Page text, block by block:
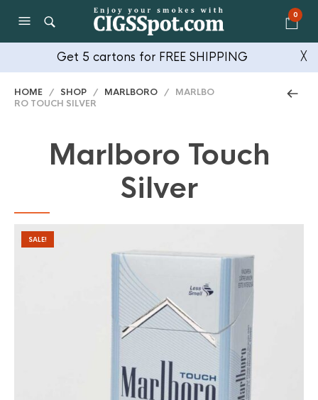
0
Get 5 cartons for FREE SHIPPING ╳
HOME / SHOP / MARLBORO / MARLBO
RO TOUCH SILVER
Marlboro Touch
Silver
SALE!